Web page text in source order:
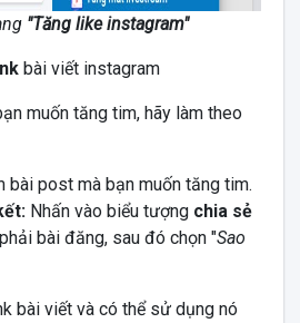
"Tăng like instagram"
bài viết instagram
muốn tăng tim, hãy làm theo
bài post mà bạn muốn tăng tim.
Nhấn vào biểu tượng chia sẻ
bài đăng, sau đó chọn "Sao
bài viết và có thể sử dụng nó